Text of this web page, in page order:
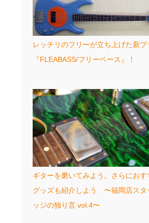
レッチリのフリーが立ち上げた新ブ
『FLEABASS/フリーベース』！
ギターを磨いてみよう。さらにおす
グッズも紹介しよう 〜福岡店スタ
ッジの独り言 vol.4〜